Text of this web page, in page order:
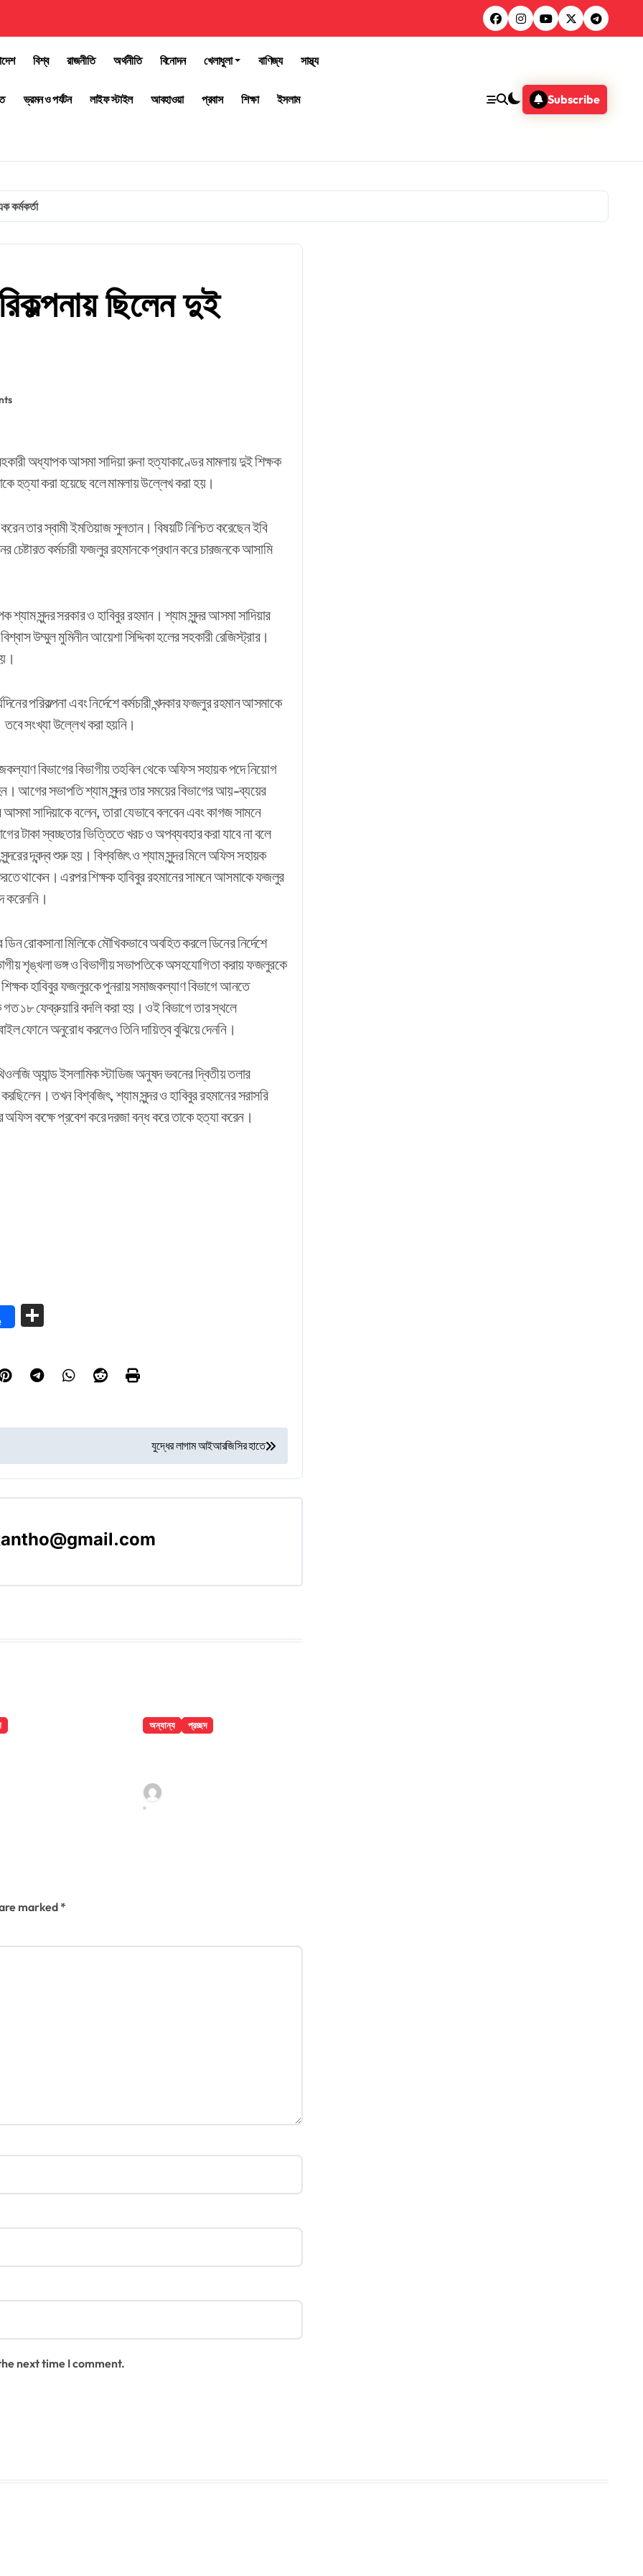
বিশ্ব রাজনীতি অর্থনীতি বিনোদন খেলাধুলা বাণিজ্য সাস্থ্য
ভ্রমন ও পর্যটন লাইফ স্টাইল আবহাওয়া প্রবাস শিক্ষা ইসলাম Subscribe
কর্মকর্তা
ছিলেন দুই
হত্যা করা হয়েছে বলে মামলায় উল্লেখ করা হয়।
তার স্বামী ইমতিয়াজ সুলতান। বিষয়টি নিশ্চিত করেছেন ইবি
কর্মচারী ফজলুর রহমানকে প্রধান করে চারজনকে আসামি
সুন্দর সরকার ও হাবিবুর রহমান। শ্যাম সুন্দর আসমা সাদিয়ার
উম্মুল মুমিনীন আয়েশা সিদ্দিকা হলের সহকারী রেজিস্ট্রার।
পরিকল্পনা এবং নির্দেশে কর্মচারী খন্দকার ফজলুর রহমান আসমাকে
সংখ্যা উল্লেখ করা হয়নি।
বিভাগের বিভাগীয় তহবিল থেকে অফিস সহায়ক পদে নিয়োগ
আগের সভাপতি শ্যাম সুন্দর তার সময়ের বিভাগের আয়-ব্যয়ের
সাদিয়াকে বলেন, তারা যেভাবে বলবেন এবং কাগজ সামনে
টাকা স্বচ্ছতার ভিত্তিতে খরচ ও অপব্যবহার করা যাবে না বলে
দ্বন্দ্ব শুরু হয়। বিশ্বজিৎ ও শ্যাম সুন্দর মিলে অফিস সহায়ক
থাকেন। এরপর শিক্ষক হাবিবুর রহমানের সামনে আসমাকে ফজলুর
করেননি।
রোকসানা মিলিকে মৌখিকভাবে অবহিত করলে ডিনের নির্দেশে
শৃঙ্খলা ভঙ্গ ও বিভাগীয় সভাপতিকে অসহযোগিতা করায় ফজলুরকে
শিক্ষক হাবিবুর ফজলুরকে পুনরায় সমাজকল্যাণ বিভাগে আনতে
গত ১৮ ফেব্রুয়ারি বদলি করা হয়। ওই বিভাগে তার স্থলে
ফোনে অনুরোধ করলেও তিনি দায়িত্ব বুঝিয়ে দেননি।
অ্যান্ড ইসলামিক স্টাডিজ অনুষদ ভবনের দ্বিতীয় তলার
তখন বিশ্বজিৎ, শ্যাম সুন্দর ও হাবিবুর রহমানের সরাসরি
অফিস কক্ষে প্রবেশ করে দরজা বন্ধ করে তাকে হত্যা করেন।
যুদ্ধের লাগাম আইআরজিসির হাতে
অন্যান্য প্রচ্ছদ
marked*
next time I comment.